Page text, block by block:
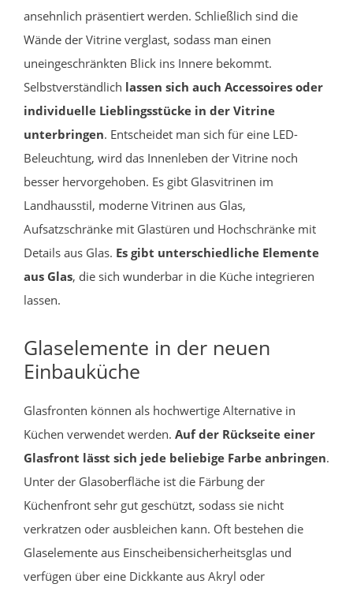
ansehnlich präsentiert werden. Schließlich sind die
Wände der Vitrine verglast, sodass man einen
uneingeschränkten Blick ins Innere bekommt.
Selbstverständlich lassen sich auch Accessoires oder
individuelle Lieblingsstücke in der Vitrine
unterbringen. Entscheidet man sich für eine LED-
Beleuchtung, wird das Innenleben der Vitrine noch
besser hervorgehoben. Es gibt Glasvitrinen im
Landhausstil, moderne Vitrinen aus Glas,
Aufsatzschränke mit Glastüren und Hochschränke mit
Details aus Glas. Es gibt unterschiedliche Elemente
aus Glas, die sich wunderbar in die Küche integrieren
lassen.
Glaselemente in der neuen
Einbauküche
Glasfronten können als hochwertige Alternative in
Küchen verwendet werden. Auf der Rückseite einer
Glasfront lässt sich jede beliebige Farbe anbringen.
Unter der Glasoberfläche ist die Färbung der
Küchenfront sehr gut geschützt, sodass sie nicht
verkratzen oder ausbleichen kann. Oft bestehen die
Glaselemente aus Einscheibensicherheitsglas und
verfügen über eine Dickkante aus Akryl oder